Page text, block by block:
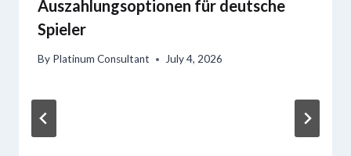
Auszahlungsoptionen für deutsche
Spieler
By Platinum Consultant July 4, 2026